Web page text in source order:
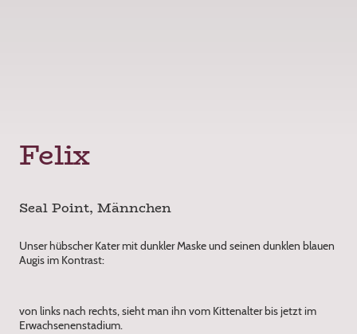
Felix
Seal Point, Männchen
Unser hübscher Kater mit dunkler Maske und seinen dunklen blauen
Augis im Kontrast:
von links nach rechts, sieht man ihn vom Kittenalter bis jetzt im
Erwachsenenstadium.